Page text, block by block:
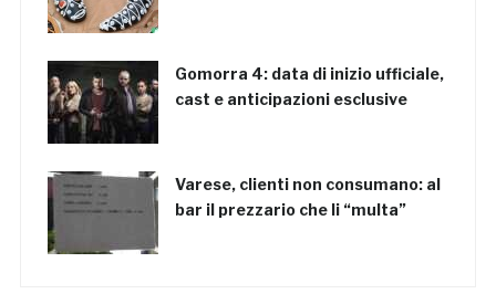
Gomorra 4: data di inizio ufficiale,
cast e anticipazioni esclusive
Varese, clienti non consumano: al
bar il prezzario che li “multa”